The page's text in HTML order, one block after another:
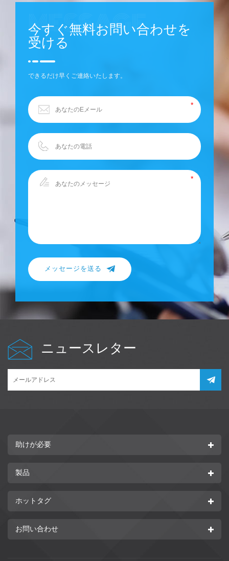
今すぐ無料お問い合わせを
受ける
できるだけ早くご連絡いたします。
メッセージを送る
ニュースレター
助けが必要
製品
ホットタグ
お問い合わせ